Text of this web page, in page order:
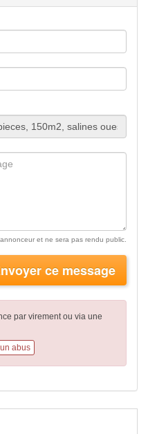
et ne sera pas rendu public.
ce message
par virementou via une
abus